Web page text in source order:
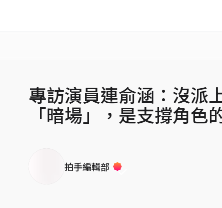
專訪演員連俞涵：沒派
「暗場」，是支撐角色
拍手編輯部